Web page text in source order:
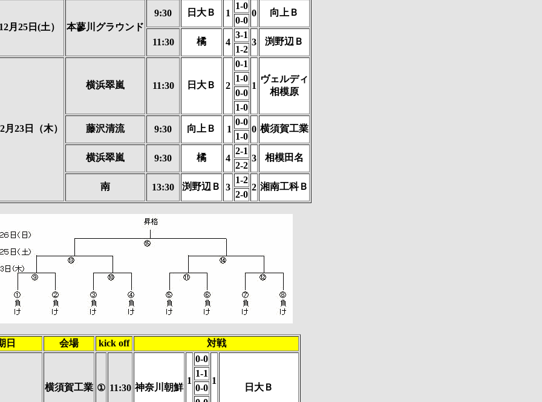
月25日(土） 本蓼川グラウンド
9:30 日大Ｂ 1
1-0
0 向上Ｂ
0-0
11:30 橘 4
3-1
3 渕野辺Ｂ
1-2
月23日（木）
横浜翠嵐 11:30 日大Ｂ 2
0-1
1
ヴェルディ
相模原
1-0
0-0
1-0
藤沢清流 9:30 向上Ｂ 1
0-0
0 横須賀工業
1-0
横浜翠嵐 9:30 橘 4
2-1
3 相模田名
2-2
南 13:30 渕野辺Ｂ 3
1-2
2 湘南工科Ｂ
2-0
日 会場 kick off 対戦
横須賀工業 ① 11:30 神奈川朝鮮
1
0-0
1
日大Ｂ
1-1
0-0